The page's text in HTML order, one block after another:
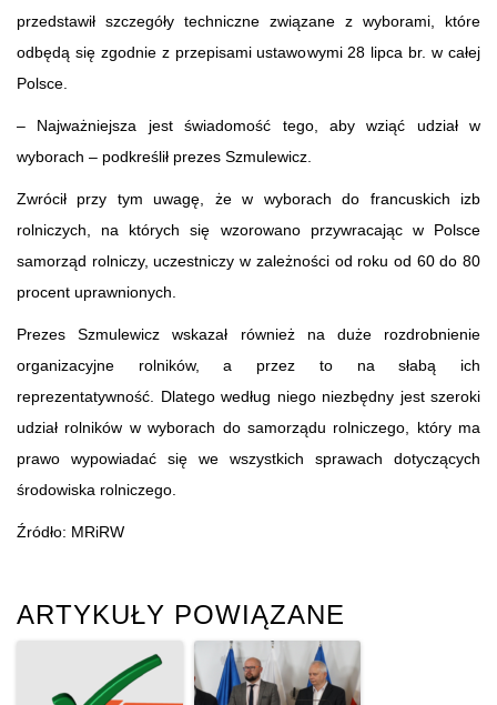
przedstawił szczegóły techniczne związane z wyborami, które
odbędą się zgodnie z przepisami ustawowymi 28 lipca br. w całej
Polsce.
– Najważniejsza jest świadomość tego, aby wziąć udział w
wyborach – podkreślił prezes Szmulewicz.
Zwrócił przy tym uwagę, że w wyborach do francuskich izb
rolniczych, na których się wzorowano przywracając w Polsce
samorząd rolniczy, uczestniczy w zależności od roku od 60 do 80
procent uprawnionych.
Prezes Szmulewicz wskazał również na duże rozdrobnienie
organizacyjne rolników, a przez to na słabą ich
reprezentatywność. Dlatego według niego niezbędny jest szeroki
udział rolników w wyborach do samorządu rolniczego, który ma
prawo wypowiadać się we wszystkich sprawach dotyczących
środowiska rolniczego.
Źródło: MRiRW
ARTYKUŁY POWIĄZANE